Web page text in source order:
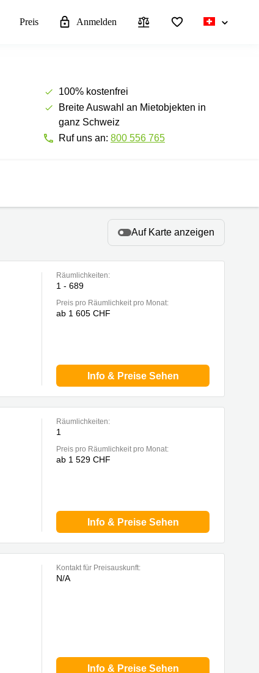
Preis Anmelden
100% kostenfrei
Breite Auswahl an Mietobjekten in
ganz Schweiz
Ruf uns an: 800 556 765
Auf Karte anzeigen
Räumlichkeiten:
1 - 689
Preis pro Räumlichkeit pro Monat:
ab 1 605 CHF
Info & Preise Sehen
Räumlichkeiten:
1
Preis pro Räumlichkeit pro Monat:
ab 1 529 CHF
Info & Preise Sehen
Kontakt für Preisauskunft:
N/A
Info & Preise Sehen